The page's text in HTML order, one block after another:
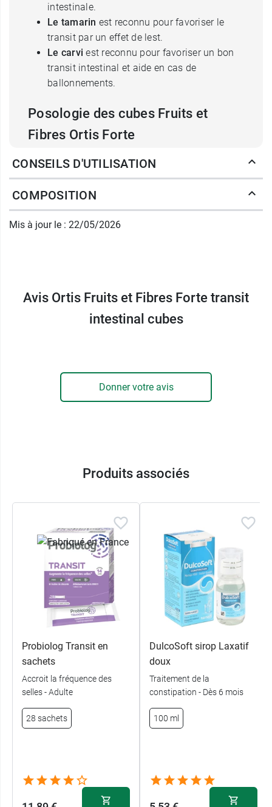
intestinale.
Le tamarin est reconnu pour favoriser le
transit par un effet de lest.
Le carviest reconnu pour favoriser un bon
transit intestinal et aide en cas de
ballonnements.
Posologie des cubes Fruits et
Fibres Ortis Forte
Mode d'emploi : prendre le soir 1 cube
préférence à une température de 15 à 25°C dans
Forte transit intestinal.
4750 Elsenborn
+32 80 44 00 55
CONSEILS D'UTILISATION
COMPOSITION
Mis à jour le : 22/05/2026
Avis Ortis Fruits et Fibres Forte transit
intestinal cubes
Donner votre avis
Produits associés
Probiolog Transit en
sachets
Accroit la fréquence des
selles - Adulte
28 sachets
DulcoSoft sirop Laxatif
doux
Traitement de la
constipation - Dès 6 mois
100 ml